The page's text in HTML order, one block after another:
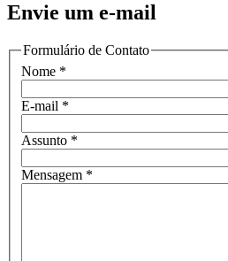
Envie um e-mail
Formulário de Contato
Nome *
E-mail *
Assunto *
Mensagem *